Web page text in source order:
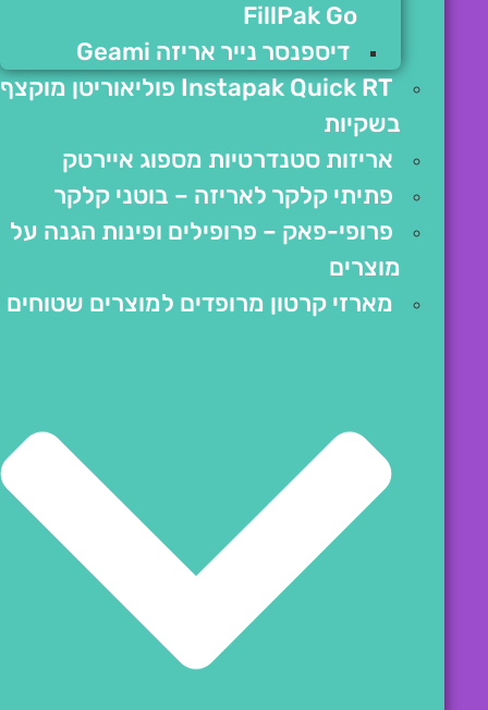
FillPak Go
דיספנסר נייר אריזה Geami
Instapak Quick RT פוליאוריטן מוקצף
בשקיות
אריזות סטנדרטיות מספוג איירטק
פתיתי קלקר לאריזה – בוטני קלקר
פרופי-פאק – פרופילים ופינות הגנה על
מוצרים
מארזי קרטון מרופדים למוצרים שטוחים